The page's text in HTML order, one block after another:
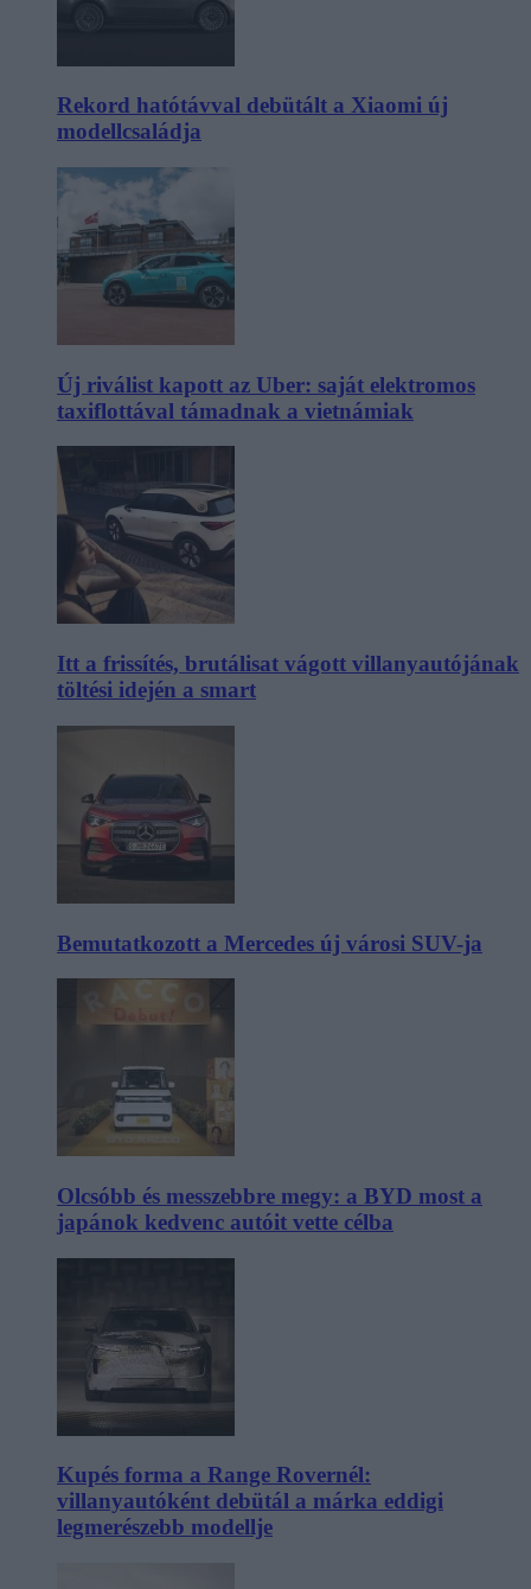
Rekord hatótávval debütált a Xiaomi új
modellcsaládja
Új riválist kapott az Uber: saját elektromos
taxiflottával támadnak a vietnámiak
Itt a frissítés, brutálisat vágott villanyautójának
töltési idején a smart
Bemutatkozott a Mercedes új városi SUV-ja
Olcsóbb és messzebbre megy: a BYD most a
japánok kedvenc autóit vette célba
Kupés forma a Range Rovernél:
villanyautóként debütál a márka eddigi
legmerészebb modellje